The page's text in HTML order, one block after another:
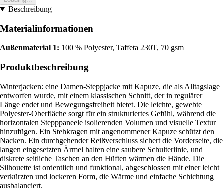
Beschreibung
Materialinformationen
Außenmaterial 1: 100 % Polyester, Taffeta 230T, 70 gsm
Produktbeschreibung
Winterjacken: eine Damen-Steppjacke mit Kapuze, die als Alltagslage
entworfen wurde, mit einem klassischen Schnitt, der in regulärer
Länge endet und Bewegungsfreiheit bietet. Die leichte, gewebte
Polyester-Oberfläche sorgt für ein strukturiertes Gefühl, während die
horizontalen Stepppaneele isolierenden Volumen und visuelle Textur
hinzufügen. Ein Stehkragen mit angenommener Kapuze schützt den
Nacken. Ein durchgehender Reißverschluss sichert die Vorderseite, die
langen eingesetzten Ärmel halten eine saubere Schulterlinie, und
diskrete seitliche Taschen an den Hüften wärmen die Hände. Die
Silhouette ist ordentlich und funktional, abgeschlossen mit einer leicht
verkürzten und lockeren Form, die Wärme und einfache Schichtung
ausbalanciert.